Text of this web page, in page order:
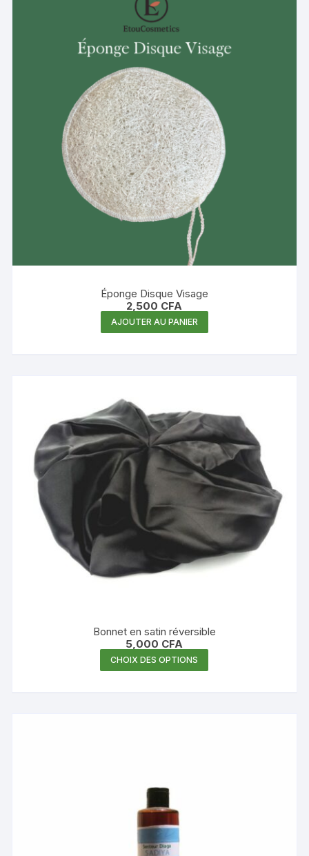
Éponge Disque Visage
2,500 CFA
AJOUTER AU PANIER
Bonnet en satin réversible
5,000 CFA
CHOIX DES OPTIONS
produit